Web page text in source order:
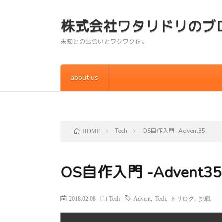
株式会社ワタリドリのブ
未知との出会いとワクワクを。
about us
HOME Tech OS自作入門 -Advent35-
OS自作入門 -
2018.02.08 Tech Advent Tech トリログ 挑戦